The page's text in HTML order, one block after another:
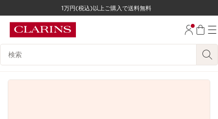
コンテンツへ移動
1万円(税込)以上ご購入で送料無料
検索候補